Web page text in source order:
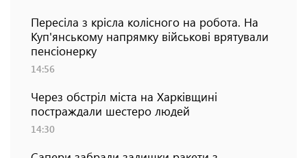
Пересіла з крісла колісного на робота. На
Куп'янському напрямку військові врятували
пенсіонерку
14:56
Через обстріл міста на Харківщині
постраждали шестеро людей
14:30